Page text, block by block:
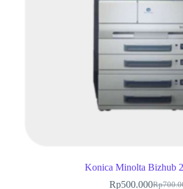
Konica Minolta Bizhub
Rp
Rp500.000